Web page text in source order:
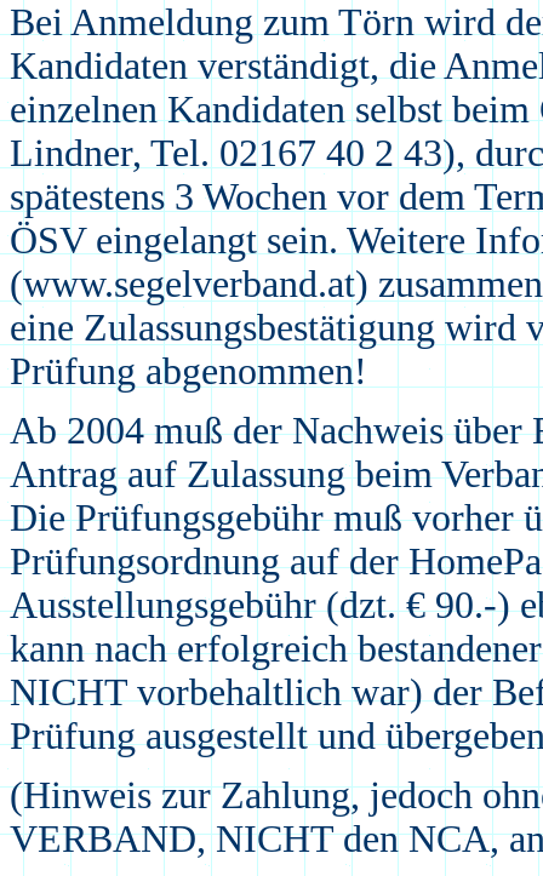
Bei Anmeldung zum Törn wird
Kandidaten verständigt, die
einzelnen Kandidaten selbst
Lindner, Tel. 02167 40 2 43),
spätestens 3 Wochen vor dem
ÖSV eingelangt sein. Weitere
(www.segelverband.at)
eine Zulassungsbestätigung
Prüfung abgenommen!
Ab 2004 muß der Nachweis
Antrag auf Zulassung beim
Die Prüfungsgebühr muß vorher
Prüfungsordnung auf der
Ausstellungsgebühr (dzt. € 90.-)
kann nach erfolgreich
NICHT vorbehaltlich war) der
Prüfung ausgestellt und
(Hinweis zur Zahlung, jedoch
VERBAND, NICHT den NCA,